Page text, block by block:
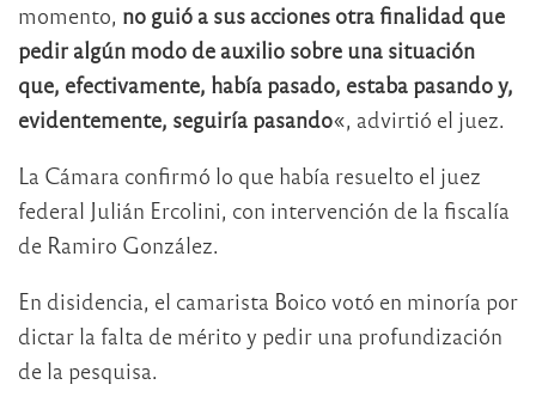
momento, no guió a sus acciones otra finalidad que
pedir algún modo de auxilio sobre una situación
que, efectivamente, había pasado, estaba pasando y,
evidentemente, seguiría pasando«, advirtió el juez.
La Cámara confirmó lo que había resuelto el juez
federal Julián Ercolini, con intervención de la fiscalía
de Ramiro González.
En disidencia, el camarista Boico votó en minoría por
dictar la falta de mérito y pedir una profundización
de la pesquisa.